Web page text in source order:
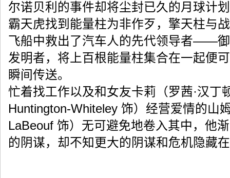
尔诺贝利的事件却将尘封已久的月球计
霸天虎找到能量柱为非作歹，擎天柱与
飞船中救出了汽车人的先代领导者——
发明者，将上百根能量柱集合在一起便
瞬间传送。
忙着找工作以及和女友卡莉（罗茜·汉丁
Huntington-Whiteley 饰）经营爱情的山
LaBeouf 饰）无可避免地卷入其中，他
的阴谋，却不知更大的阴谋和危机隐